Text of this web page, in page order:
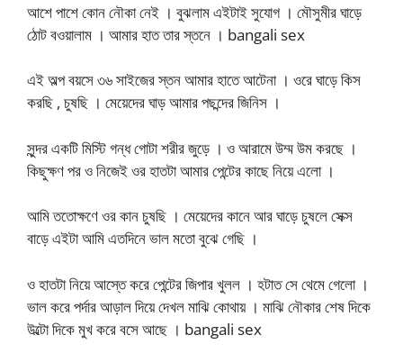
আশে পাশে কোন নৌকা নেই । বুঝলাম এইটাই সুযোগ । মৌসুমীর ঘাড়ে
ঠোট বওয়ালাম । আমার হাত তার স্তনে । bangali sex
এই অল্প বয়সে ৩৬ সাইজের স্তন আমার হাতে আটেনা । ওরে ঘাড়ে কিস
করছি , চুষছি । মেয়েদের ঘাড় আমার পছন্দের জিনিস ।
সুন্দর একটি মিস্টি গন্ধ গোটা শরীর জুড়ে । ও আরামে উম্ম উম করছে ।
কিছুক্ষণ পর ও নিজেই ওর হাতটা আমার পেন্টের কাছে নিয়ে এলো ।
আমি ততোক্ষণে ওর কান চুষছি । মেয়েদের কানে আর ঘাড়ে চুষলে সেক্স
বাড়ে এইটা আমি এতদিনে ভাল মতো বুঝে গেছি ।
ও হাতটা নিয়ে আস্তে করে পেন্টের জিপার খুলল । হটাত সে থেমে গেলো ।
ভাল করে পর্দার আড়াল দিয়ে দেখল মাঝি কোথায় । মাঝি নৌকার শেষ দিকে
উল্টো দিকে মুখ করে বসে আছে । bangali sex